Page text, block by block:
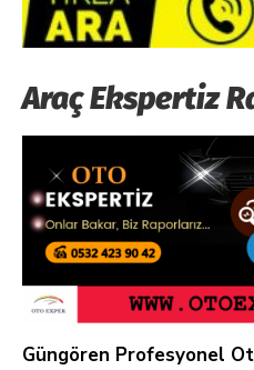
Araç Ekspertiz
Güngören Profesyonel